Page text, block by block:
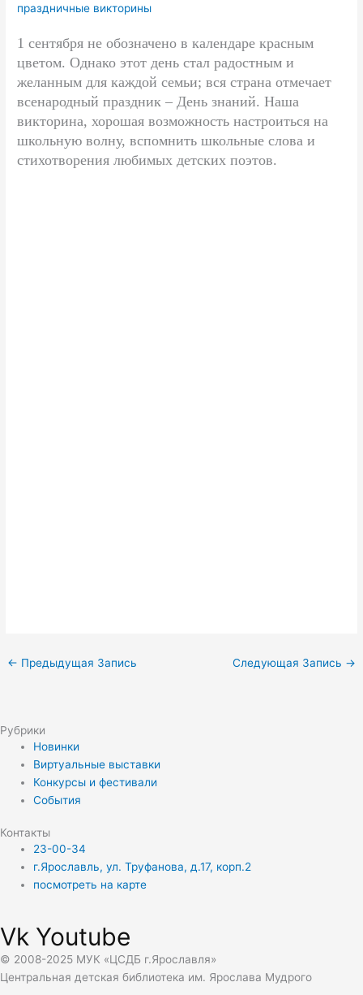
праздничные викторины
1 сентября не обозначено в календаре красным
цветом. Однако этот день стал радостным и
желанным для каждой семьи; вся страна отмечает
всенародный праздник – День знаний. Наша
викторина, хорошая возможность настроиться на
школьную волну, вспомнить школьные слова и
стихотворения любимых детских поэтов.
← Предыдущая Запись Следующая Запись →
Рубрики
Новинки
Виртуальные выставки
Конкурсы и фестивали
События
Контакты
23-00-34
г.Ярославль, ул. Труфанова, д.17, корп.2
посмотреть на карте
Vk Youtube
© 2008-2025 МУК «ЦСДБ г.Ярославля»
Центральная детская библиотека им. Ярослава Мудрого